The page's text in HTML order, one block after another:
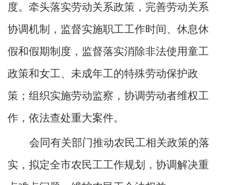
度。牵头落实劳动关系政策，完善劳动关系
协调机制，监督实施职工工作时间、休息休
假和假期制度，监督落实消除非法使用童工
政策和女工、未成年工的特殊劳动保护政
策；组织实施劳动监察，协调劳动者维权工
作，依法查处重大案件。
会同有关部门推动农民工相关政策的落
实，拟定全市农民工工作规划，协调解决重